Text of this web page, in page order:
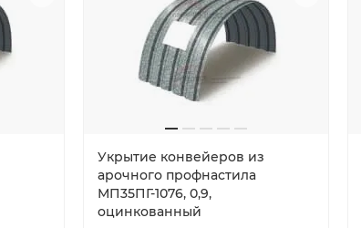
Укрытие конвейеров из
арочного профнастила
МП35ПГ-1076, 0,9,
оцинкованный